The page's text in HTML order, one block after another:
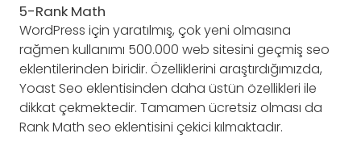
5-Rank Math
WordPress için yaratılmış, çok yeni olmasına
rağmen kullanımı 500.000 web sitesini geçmiş seo
eklentilerinden biridir. Özelliklerini araştırdığımızda,
Yoast Seo eklentisinden daha üstün özellikleri ile
dikkat çekmektedir. Tamamen ücretsiz olması da
Rank Math seo eklentisini çekici kılmaktadır.